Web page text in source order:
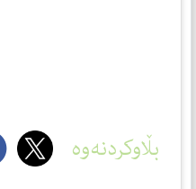
بڵاوکردنەوە